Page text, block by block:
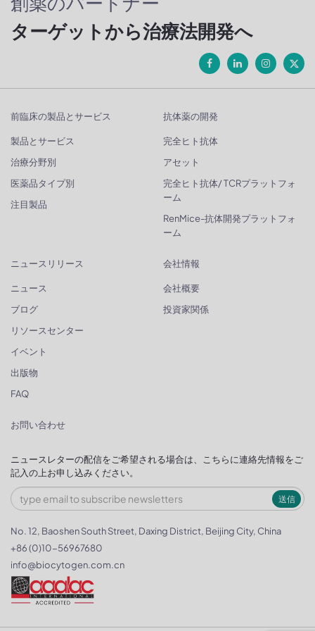
ターゲットから治療法開発へ
前臨床の製品とサービス
製品とサービス
治療分野別
医薬品タイプ別
注目製品
抗体薬の開発
完全ヒト抗体
アセット
完全ヒト抗体/ TCRプラットフォ
ーム
RenMice-抗体開発プラットフォ
ーム
ニュースリリース
ニュース
ブログ
リソースセンター
イベント
出版物
FAQ
会社情報
会社概要
投資家関係
お問い合わせ
ニュースレターの配信をご希望される場合は、こちらに連絡先情報をご
記入の上お申し込みください。
送信
No. 12, Baoshen South Street, Daxing District, Beijing City, China
+86 (0)10-56967680
info@biocytogen.com.cn